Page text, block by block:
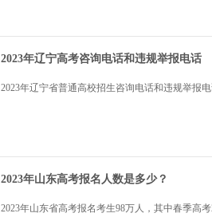
2023年辽宁高考咨询电话和违规举报电话
2023年辽宁省普通高校招生咨询电话和违规举报
2023年山东高考报名人数是多少？
2023年山东省高考报名考生98万人，其中春季高